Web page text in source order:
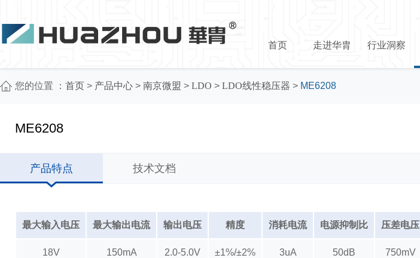
首页 走进华胄 行业洞察
您的位置 ： 首页 > 产品中心 > 南京微盟 > LDO > LDO线性稳压器 > ME6208
ME6208
产品特点 技术文档
最大输入电压 最大输出电流 输出电压 精度 消耗电流 电源抑制比 压差电压
18V 150mA 2.0-5.0V ±1%/±2% 3uA 50dB 750mV